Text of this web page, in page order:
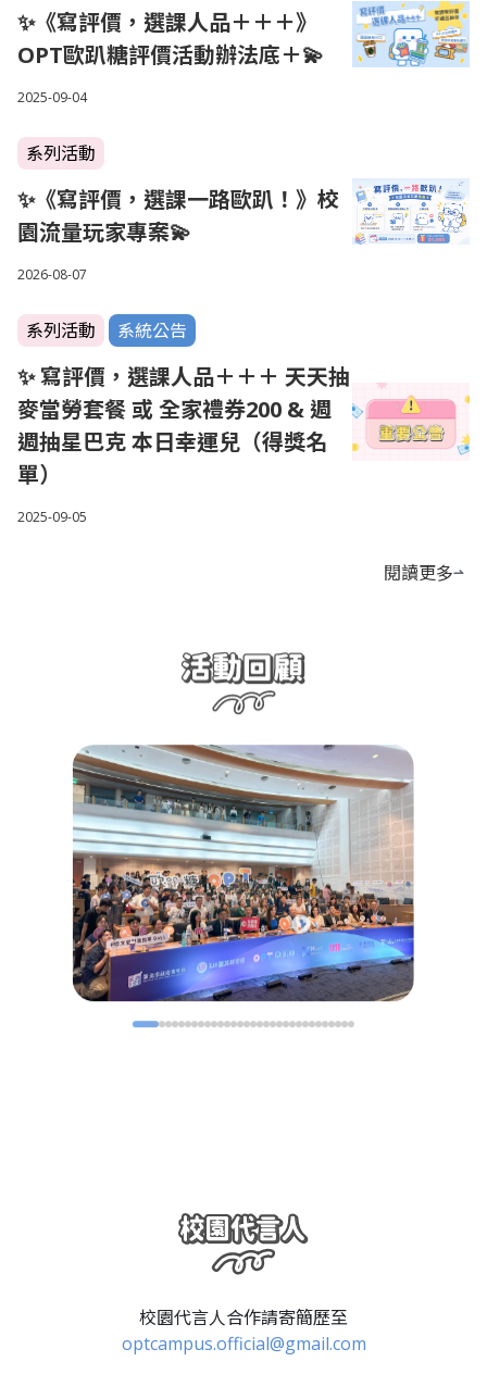
✨《寫評價，選課人品＋＋＋》
OPT歐趴糖評價活動辦法底＋💫
2025-09-04
系列活動
✨《寫評價，選課一路歐趴！》校
園流量玩家專案💫
2026-08-07
系列活動 系統公告
✨ 寫評價，選課人品＋＋＋ 天天抽
麥當勞套餐 或 全家禮券200 & 週
週抽星巴克 本日幸運兒（得獎名
單）
2025-09-05
閱讀更多
校園代言人合作請寄簡歷至
optcampus.official@gmail.com